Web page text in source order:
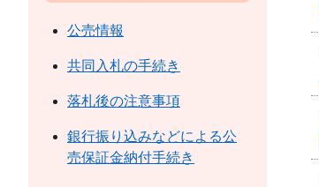
公売情報
共同入札の手続き
落札後の注意事項
銀行振り込みなどによる公
売保証金納付手続き